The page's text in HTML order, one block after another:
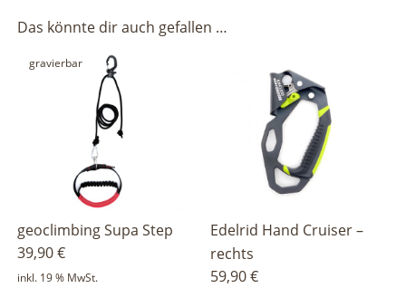
Das könnte dir auch gefallen …
gravierbar
geoclimbing Supa Step
39,90€
inkl. 19 % MwSt.
Edelrid Hand Cruiser –
rechts
59,90€